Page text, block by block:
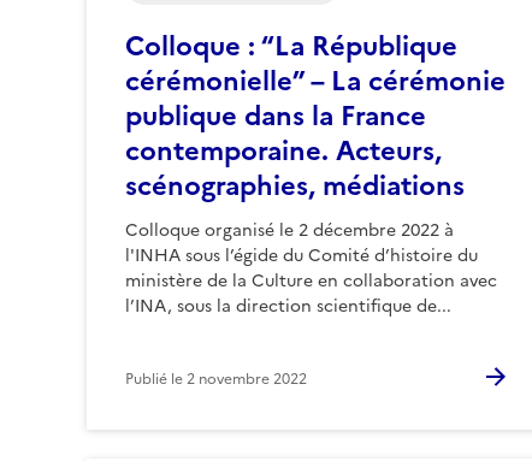
Colloque : “La République
cérémonielle” – La cérémonie
publique dans la France
contemporaine. Acteurs,
scénographies, médiations
Colloque organisé le 2 décembre 2022 à
l'INHA sous l’égide du Comité d’histoire du
ministère de la Culture en collaboration avec
l’INA, sous la direction scientifique de...
Publié le2 novembre 2022